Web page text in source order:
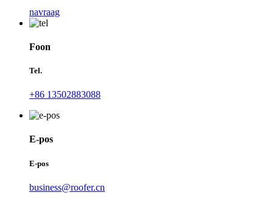
navraag
Foon
Tel.
+86 13502883088
E-pos
E-pos
business@roofer.cn